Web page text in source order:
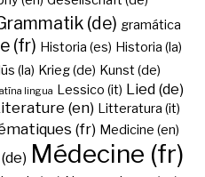
(de) gramática
(fr) Historia (es) Historia (la)
Iūs (la) Krieg (de) Kunst (de)
lingua Lessico (it) Lied (de)
(en) Litteratura (it)
(fr) Medicine (en)
Médecine (fr)